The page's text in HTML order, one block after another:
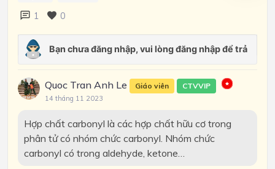
1 0
Quoc Tran Anh Le Giáo viên CTVVIP
14 tháng 11 2023
Hợp chất carbonyl là các hợp chất hữu cơ trong
phân tử có nhóm chức carbonyl. Nhóm chức
carbonyl có trong aldehyde, ketone…